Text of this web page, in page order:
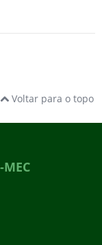
Voltar para o topo